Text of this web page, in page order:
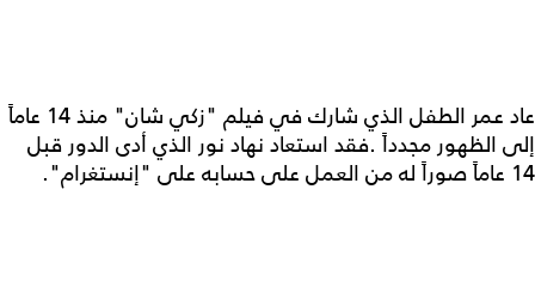
عاد عمر الطفل الذي شارك في فيلم "زكي شان" منذ 14 عاماً
إلى الظهور مجدداً .فقد استعاد نهاد نور الذي أدى الدور قبل
14 عاماً صوراً له من العمل على حسابه على "إنستغرام".